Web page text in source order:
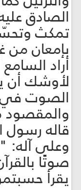
الصادق
تمكث
بإمعان من
أراد
لأوشك أن
الصوت
قاله رسول
وعلى آله:
صوتًا
يقرأ